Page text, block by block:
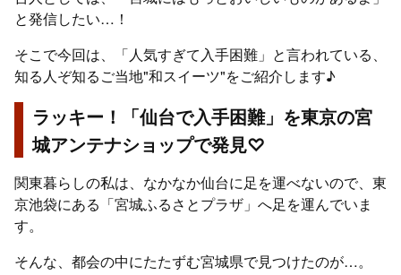
と発信したい…！
そこで今回は、「人気すぎて入手困難」と言われている、
知る人ぞ知るご当地"和スイーツ"をご紹介します♪
ラッキー！「仙台で入手困難」を東京の宮
城アンテナショップで発見♡
関東暮らしの私は、なかなか仙台に足を運べないので、東
京池袋にある「宮城ふるさとプラザ」へ足を運んでいま
す。
そんな、都会の中にたたずむ宮城県で見つけたのが…。